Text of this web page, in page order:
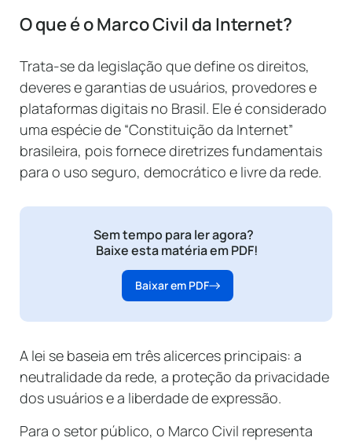
O que é o Marco Civil da Internet?
Trata-se da legislação que define os direitos,
deveres e garantias de usuários, provedores e
plataformas digitais no Brasil. Ele é considerado
uma espécie de “Constituição da Internet”
brasileira, pois fornece diretrizes fundamentais
para o uso seguro, democrático e livre da rede.
Sem tempo para ler agora?
Baixe esta matéria em PDF!
Baixar em PDF
A lei se baseia em três alicerces principais: a
neutralidade da rede, a proteção da privacidade
dos usuários e a liberdade de expressão.
Para o setor público, o Marco Civil representa